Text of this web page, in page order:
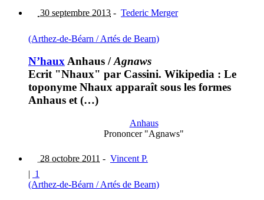
30 septembre 2013 - Tederic Merger
(Arthez-de-Béarn / Artés de Bearn)
N’hauxAnhaus /Agnaws
Ecrit "Nhaux" par Cassini. Wikipedia : Le
toponyme Nhaux apparaît sous les formes
Anhaus et (…)
Anhaus
Prononcer "Agnaws"
28 octobre 2011 - Vincent P.
| 1
(Arthez-de-Béarn / Artés de Bearn)